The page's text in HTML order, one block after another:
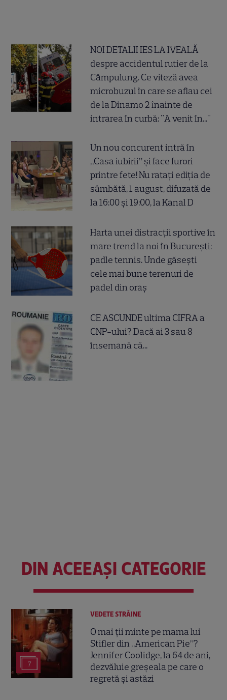
NOI DETALII IES LA IVEALĂ
despre accidentul rutier de la
Câmpulung. Ce viteză avea
microbuzul în care se aflau cei
de la Dinamo 2 înainte de
intrarea în curbă: "A venit în..."
Un nou concurent intră în
„Casa iubirii” și face furori
printre fete! Nu ratați ediția de
sâmbătă, 1 august, difuzată de
la 16:00 și 19:00, la Kanal D
Harta unei distracții sportive în
mare trend la noi în București:
padle tennis. Unde găsești
cele mai bune terenuri de
padel din oraș
CE ASCUNDE ultima CIFRA a
CNP-ului? Dacă ai 3 sau 8
însemană că...
DIN ACEEAȘI CATEGORIE
7
VEDETE STRĂINE
O mai ții minte pe mama lui
Stifler din „American Pie”?
Jennifer Coolidge, la 64 de ani,
dezvăluie greșeala pe care o
regretă și astăzi